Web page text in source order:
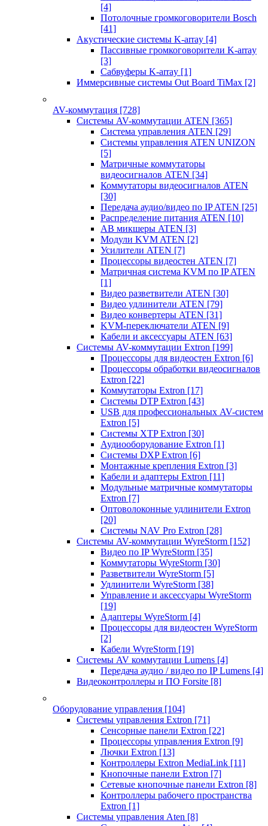
[4]
Потолочные громкоговорители Bosch
[41]
Акустические системы K-array [4]
Пассивные громкоговорители K-array
[3]
Сабвуферы K-array [1]
Иммерсивные системы Out Board TiMax [2]
AV-коммутация [728]
Системы AV-коммутации ATEN [365]
Система управления ATEN [29]
Системы управления ATEN UNIZON
[5]
Матричные коммутаторы
видеосигналов ATEN [34]
Коммутаторы видеосигналов ATEN
[30]
Передача аудио/видео по IP ATEN [25]
Распределение питания ATEN [10]
АВ микшеры ATEN [3]
Модули KVM ATEN [2]
Усилители ATEN [7]
Процессоры видеостен ATEN [7]
Матричная система KVM по IP ATEN
[1]
Видео разветвители ATEN [30]
Видео удлинители ATEN [79]
Видео конвертеры ATEN [31]
KVM-переключатели ATEN [9]
Кабели и аксессуары ATEN [63]
Системы AV-коммутации Extron [199]
Процессоры для видеостен Extron [6]
Процессоры обработки видеосигналов
Extron [22]
Коммутаторы Extron [17]
Системы DTP Extron [43]
USB для профессиональных AV-систем
Extron [5]
Системы XTP Extron [30]
Аудиооборудование Extron [1]
Системы DXP Extron [6]
Монтажные крепления Extron [3]
Кабели и адаптеры Extron [11]
Модульные матричные коммутаторы
Extron [7]
Оптоволоконные удлинители Extron
[20]
Системы NAV Pro Extron [28]
Системы AV-коммутации WyreStorm [152]
Видео по IP WyreStorm [35]
Коммутаторы WyreStorm [30]
Разветвители WyreStorm [5]
Удлинители WyreStorm [38]
Управление и аксессуары WyreStorm
[19]
Адаптеры WyreStorm [4]
Процессоры для видеостен WyreStorm
[2]
Кабели WyreStorm [19]
Системы AV коммутации Lumens [4]
Передача аудио / видео по IP Lumens [4]
Видеоконтроллеры и ПО Forsite [8]
Оборудование управления [104]
Системы управления Extron [71]
Сенсорные панели Extron [22]
Процессоры управления Extron [9]
Лючки Extron [13]
Контроллеры Extron MediaLink [11]
Кнопочные панели Extron [7]
Сетевые кнопочные панели Extron [8]
Контроллеры рабочего пространства
Extron [1]
Системы управления Aten [8]